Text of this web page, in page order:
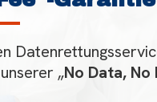
„No Data,